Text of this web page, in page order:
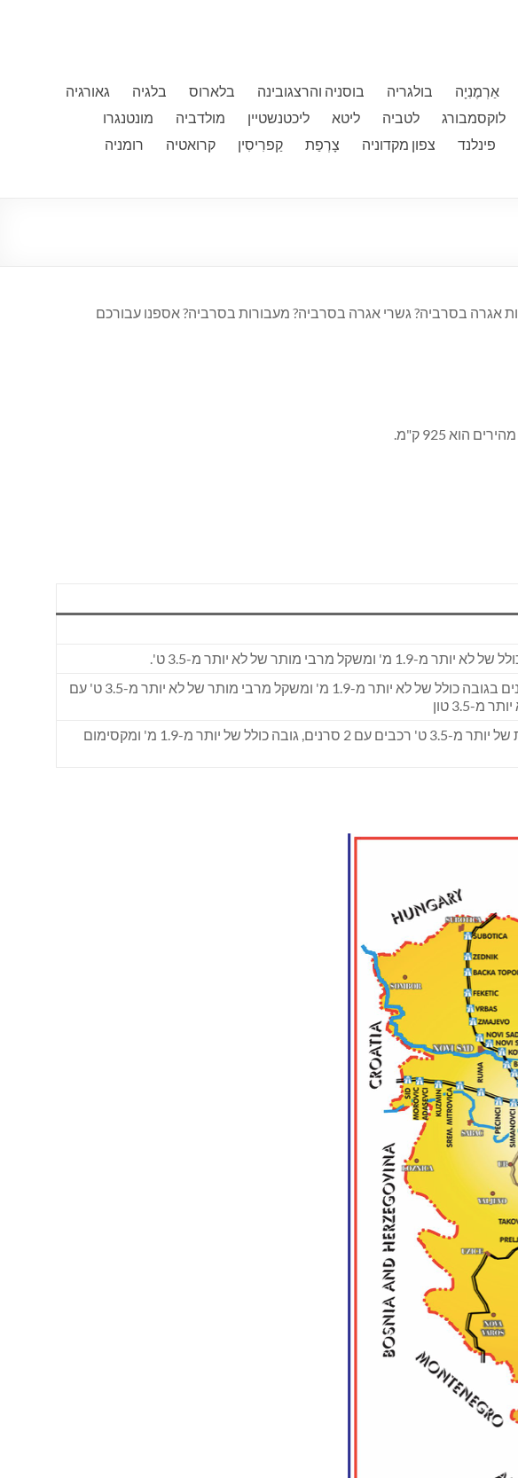
אַרְמֶנִיָה בולגריה בוסניה והרצגובינה בלארוס בלגיה
גאורגיה
לוקסמבורג לטביה ליטא ליכטנשטיין מולדביה
מונטנגרו
פינלנד צפון מקדוניה צָרְפַת קַפרִיסִין קרואטיה
רומניה
אגרה בסרביה? גשרי אגרה בסרביה? מעבורות בסרביה? אספנו עבורכם
רכבים עם 2 סרנים וגובה של פחות מ-1.3 מ' באזור הציר הראשון עם נגרר רכבים עם 2 סרנים בגובה כולל של לא יותר מ-1.9 מ' ומשקל מרבי מותר של לא יותר מ-3.5 ט' עם
רכבים עם 2 או 3 סרנים וגובה של יותר מ-1.3 מ' באזור הציר הראשון ומסה מרבית המותרת של יותר מ-3.5 ט' רכבים עם 2 סרנים, גובה כולל של יותר מ-1.9 מ' ומקסימום